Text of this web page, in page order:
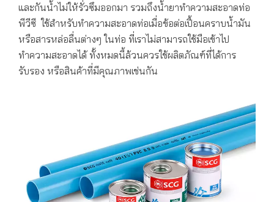
และกันน้ำไม่ให้รั่วซึมออกมา รวมถึงน้ำยาทำความสะอาดท่อ
พีวีซี ใช้สำหรับทำความสะอาดท่อเมื่อข้อต่อเปื้อนคราบน้ำมัน
หรือสารหล่อลื่นต่างๆ ในท่อ ที่เราไม่สามารถใช้มือเข้าไป
ทำความสะอาดได้ ทั้งหมดนี้ล้วนควรใช้ผลิตภัณฑ์ที่ได้การ
รับรอง หรือสินค้าที่มีคุณภาพเช่นกัน